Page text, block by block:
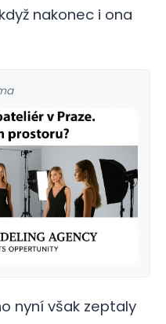
nakonec i ona
nyní však zeptaly